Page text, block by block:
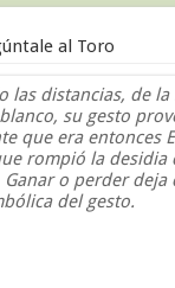
al Toro
las distancias, de
su gesto
que era entonces
rompió la
o perder
del gesto.